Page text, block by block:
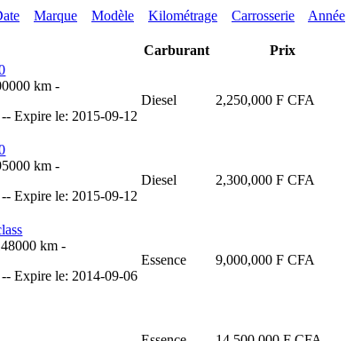
Marque Modèle Kilométrage Carrosserie Année
Carburant Prix
km -
Expire le: 2015-09-12
Diesel 2,250,000 F CFA
km -
Expire le: 2015-09-12
Diesel 2,300,000 F CFA
km -
Expire le: 2014-09-06
Essence 9,000,000 F CFA